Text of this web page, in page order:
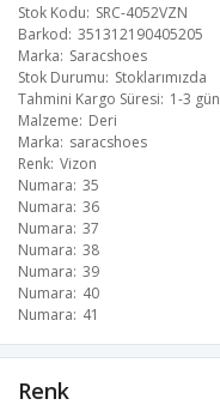
Stok Kodu SRC-4052VZN
Barkod 351312190405205
Marka Saracshoes
Stok Durumu Stoklarımızda
Tahmini Kargo Süresi 1-3 gün
Malzeme Deri
Marka saracshoes
Renk Vizon
Numara 35
Numara 36
Numara 37
Numara 38
Numara 39
Numara 40
Numara 41
Renk